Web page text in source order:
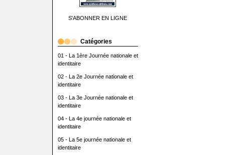
S'ABONNER EN LIGNE
Catégories
01 - La 1ère Journée nationale et
identitaire
02 - La 2e Journée nationale et
identitaire
03 - La 3e Journée nationale et
identitaire
04 - La 4e journée nationale et
identitaire
05 - La 5e journée nationale et
identitaire